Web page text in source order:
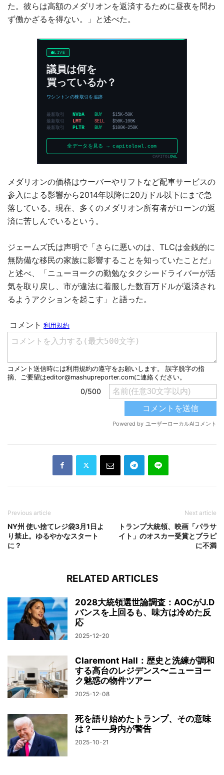
た。彼らは高額のメダリオンを返済するために昼夜を問わ
ず働かざるを得ない。」と述べた。
メダリオンの価格はウーバーやリフトなど配車サービスの
参入による影響から2014年以降に20万ドル以下にまで急
落している。現在、多くのメダリオン所有者がローンの返
済に苦しんでいるという。
ジェームズ氏は声明で「さらに悪いのは、TLCは金銭的に
無防備な移民の家族に影響することを知っていたことだ」
と述べ、「ニューヨークの勤勉なタクシードライバーが活
気を取り戻し、市が違法に着服した数百万ドルが返済され
るようアクションを起こす」と語った。
Previous article
NY州 使い捨てレジ袋3月1日よ
り禁止。ゆるやかなスタート
に？
Next article
トランプ大統領、映画「パラサ
イト」のオスカー受賞とブラピ
に不満
RELATED ARTICLES
2028大統領選世論調査：AOCがJ.D
バンスを上回るも、味方は冷めた反
応
2025-12-20
Claremont Hall：歴史と洗練が調和
する高台のレジデンス〜ニューヨー
ク魅惑の物件ツアー
2025-12-08
死を語り始めたトランプ、その意味
は？――身内が警告
2025-10-21